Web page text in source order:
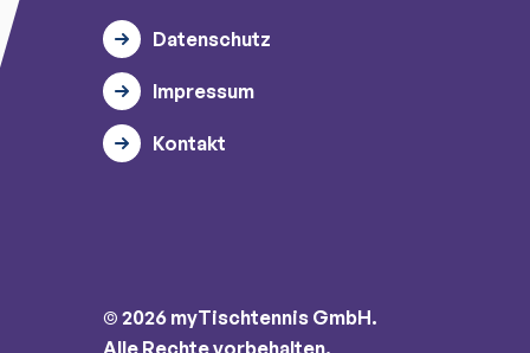
Datenschutz
Impressum
Kontakt
© 2026 myTischtennis GmbH.
Alle Rechte vorbehalten.